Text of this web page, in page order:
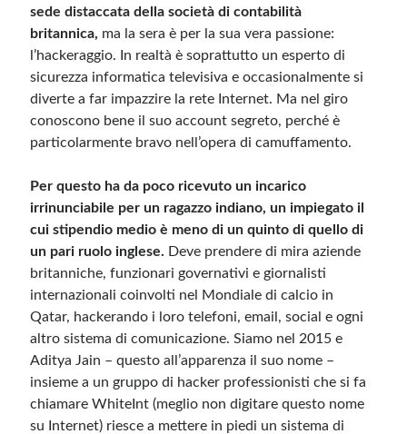
Accedi
Feed dei contenuti
Feed dei commenti
WordPress.org
sede distaccata della società di contabilità
britannica, ma la sera è per la sua vera passione:
l’hackeraggio. In realtà è soprattutto un esperto di
sicurezza informatica televisiva e occasionalmente si
diverte a far impazzire la rete Internet. Ma nel giro
conoscono bene il suo account segreto, perché è
particolarmente bravo nell’opera di camuffamento.
Per questo ha da poco ricevuto un incarico
irrinunciabile per un ragazzo indiano, un impiegato il
cui stipendio medio è meno di un quinto di quello di
un pari ruolo inglese. Deve prendere di mira aziende
britanniche, funzionari governativi e giornalisti
internazionali coinvolti nel Mondiale di calcio in
Qatar, hackerando i loro telefoni, email, social e ogni
altro sistema di comunicazione. Siamo nel 2015 e
Aditya Jain – questo all’apparenza il suo nome –
insieme a un gruppo di hacker professionisti che si fa
chiamare WhiteInt (meglio non digitare questo nome
su Internet) riesce a mettere in piedi un sistema di